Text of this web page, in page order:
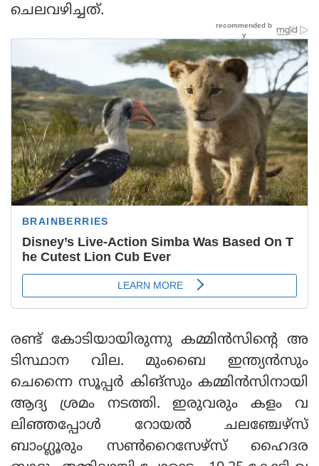
ചെലവഴിച്ചത്.
രണ്ട് കോടിയായിരുന്നു കമ്മിന്‍സിന്റെ അ
ടിസ്ഥാന വില. മുംബൈ ഇന്ത്യന്‍സും
ചെന്നൈ സൂപ്പര്‍ കിങ്‌സും കമ്മിന്‍സിനായി
ആദ്യ ശ്രമം നടത്തി. ഇരുവരും കളം വ
ലിഞ്ഞപ്പോള്‍ റോയല്‍ ചലഞ്ചേഴ്‌സ്
ബാംഗ്ലൂരും സണ്‍റൈസേഴ്‌സ് ഹൈദര